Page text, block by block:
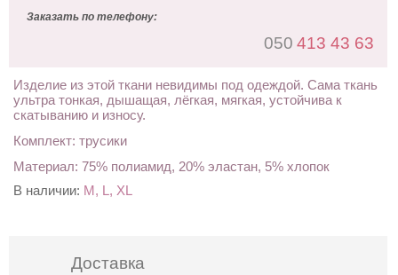
Заказать по телефону:
050 413 43 63
Изделие из этой ткани невидимы под одеждой. Сама ткань
ультра тонкая, дышащая, лёгкая, мягкая, устойчива к
скатыванию и износу.
Комплект: трусики
Материал: 75% полиамид, 20% эластан, 5% хлопок
В наличии: M, L, XL
Доставка